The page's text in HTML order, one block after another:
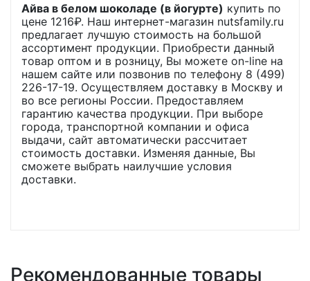
Айва в белом шоколаде (в йогурте) купить по
цене 1216₽. Наш интернет-магазин nutsfamily.ru
предлагает лучшую стоимость на большой
ассортимент продукции. Приобрести данный
товар оптом и в розницу, Вы можете on-line на
нашем сайте или позвонив по телефону 8 (499)
226-17-19. Осуществляем доставку в Москву и
во все регионы России. Предоставляем
гарантию качества продукции. При выборе
города, транспортной компании и офиса
выдачи, сайт автоматически рассчитает
стоимость доставки. Изменяя данные, Вы
сможете выбрать наилучшие условия
доставки.
Рекомендованные товары